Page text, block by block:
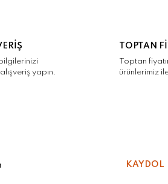
yapın.
TOPTAN
Toptan
ürünlerimiz
KAYDOL